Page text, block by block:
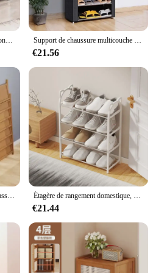
Étagère à chaussures multifonctionnelle nordique, porte d'entrée, armoire à chaussures, luxe abordable, sens haut de gamme, maison simple, banc de rangement Support de chaussure multicouche T1 en tissu non tissé, étagère anti-poussière pour couloir et entrée, armoire peu encombrante, meubles de maison
€21.56
€21.44